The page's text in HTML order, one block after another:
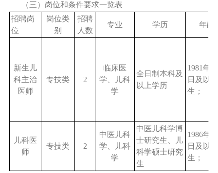
（三）岗位和条件要求一览表
招聘岗
位
岗位类
别
招聘
人数
专业 学历 年龄
新生儿
科主治
医师
专技类 2
临床医
学、儿科
学
全日制本科及
以上学历
1981年
日及以
生；
儿科医
师
专技类 2
中医儿科
学、儿科
学
中医儿科学博
士研究生、儿
科学硕士研究
生
1986年
日及以
生；